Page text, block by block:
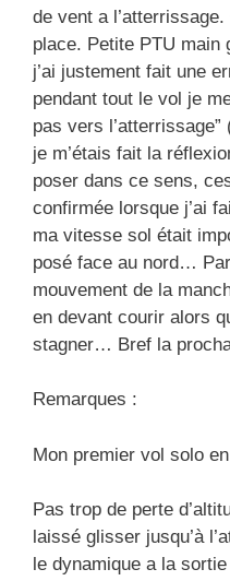
de vent a
place. Petite PTU main
j’ai justement fait une
pendant tout le vol je
pas vers
je m’étais fait la
poser dans ce sens,
confirmée lorsque j’ai
ma vitesse sol était
posé face au nord…
mouvement de la
en devant courir alors
stagner… Bref la
Remarques :
Mon premier vol solo
Pas trop de perte
laissé glisser jusqu’à
le dynamique a la